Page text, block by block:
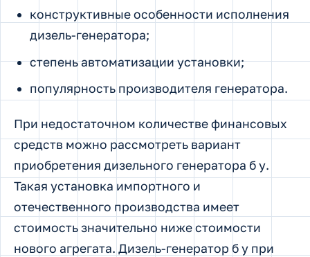
конструктивные особенности исполнения
дизель-генератора;
степень автоматизации установки;
популярность производителя генератора.
При недостаточном количестве финансовых
средств можно рассмотреть вариант
приобретения дизельного генератора б у.
Такая установка импортного и
отечественного производства имеет
стоимость значительно ниже стоимости
нового агрегата. Дизель-генератор б у при